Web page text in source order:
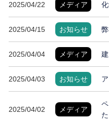
2025/04/22 メディア
2025/04/15 お知らせ
2025/04/04 メディア
2025/04/03 お知らせ
2025/04/02 メディア
た